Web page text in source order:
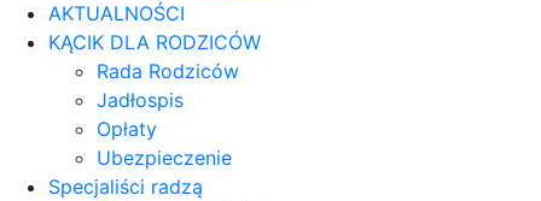
AKTUALNOŚCI
KĄCIK DLA RODZICÓW
Rada Rodziców
Jadłospis
Opłaty
Ubezpieczenie
Specjaliści radzą